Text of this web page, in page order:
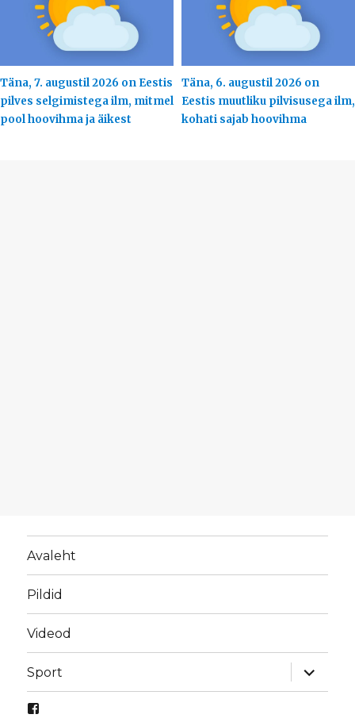
Täna, 7. augustil 2026 on Eestis
pilves selgimistega ilm, mitmel
pool hoovihma ja äikest
Täna, 6. augustil 2026 on
Eestis muutliku pilvisusega ilm,
kohati sajab hoovihma
Avaleht
Pildid
Videod
Sport
laienda